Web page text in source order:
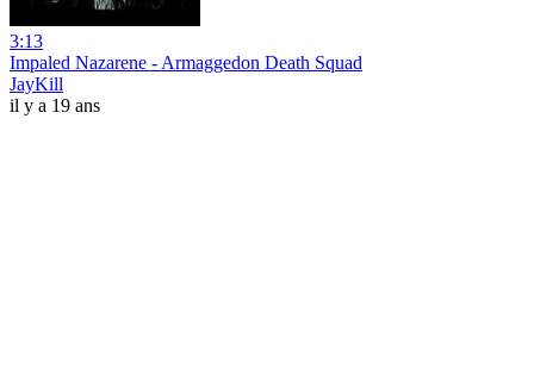
3:13
Impaled Nazarene - Armaggedon Death Squad
JayKill
il y a 19 ans